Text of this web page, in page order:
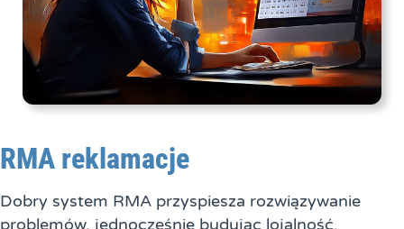
RMA reklamacje
Dobry system RMA przyspiesza rozwiązywanie
problemów, jednocześnie budując lojalność.